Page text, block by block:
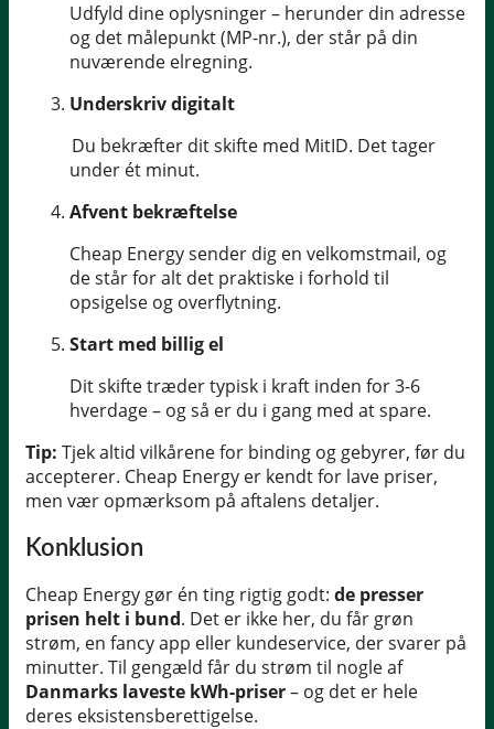
Udfyld dine oplysninger – herunder din adresse
og det målepunkt (MP-nr.), der står på din
nuværende elregning.
Underskriv digitalt
Du bekræfter dit skifte med MitID. Det tager
under ét minut.
Afvent bekræftelse
Cheap Energy sender dig en velkomstmail, og
de står for alt det praktiske i forhold til
opsigelse og overflytning.
Start med billig el
Dit skifte træder typisk i kraft inden for 3-6
hverdage – og så er du i gang med at spare.
Tip: Tjek altid vilkårene for binding og gebyrer, før du
accepterer. Cheap Energy er kendt for lave priser,
men vær opmærksom på aftalens detaljer.
Konklusion
Cheap Energy gør én ting rigtig godt: de presser
prisen helt i bund. Det er ikke her, du får grøn
strøm, en fancy app eller kundeservice, der svarer på
minutter. Til gengæld får du strøm til nogle af
Danmarks laveste kWh-priser– og det er hele
deres eksistensberettigelse.